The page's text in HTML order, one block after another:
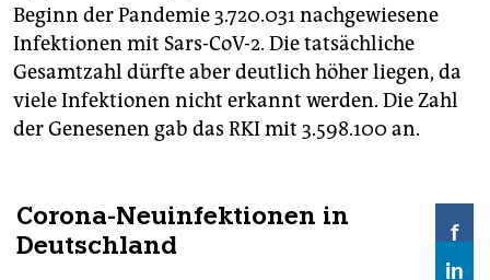
Beginn der Pandemie 3.720.031 nachgewiesene
Infektionen mit Sars-CoV-2. Die tatsächliche
Gesamtzahl dürfte aber deutlich höher liegen, da
viele Infektionen nicht erkannt werden. Die Zahl
der Genesenen gab das RKI mit 3.598.100 an.